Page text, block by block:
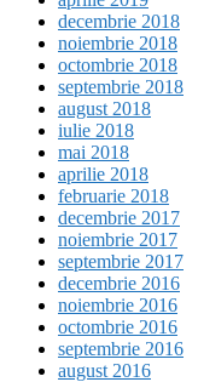
decembrie 2018
noiembrie 2018
octombrie 2018
septembrie 2018
august 2018
iulie 2018
mai 2018
aprilie 2018
februarie 2018
decembrie 2017
noiembrie 2017
septembrie 2017
decembrie 2016
noiembrie 2016
octombrie 2016
septembrie 2016
august 2016